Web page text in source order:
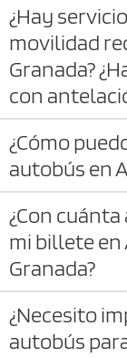
¿Hay
movilidad
Granada?
con
¿Cómo
autobús en
¿Con
mi billete en
Granada?
¿Necesito
autobús